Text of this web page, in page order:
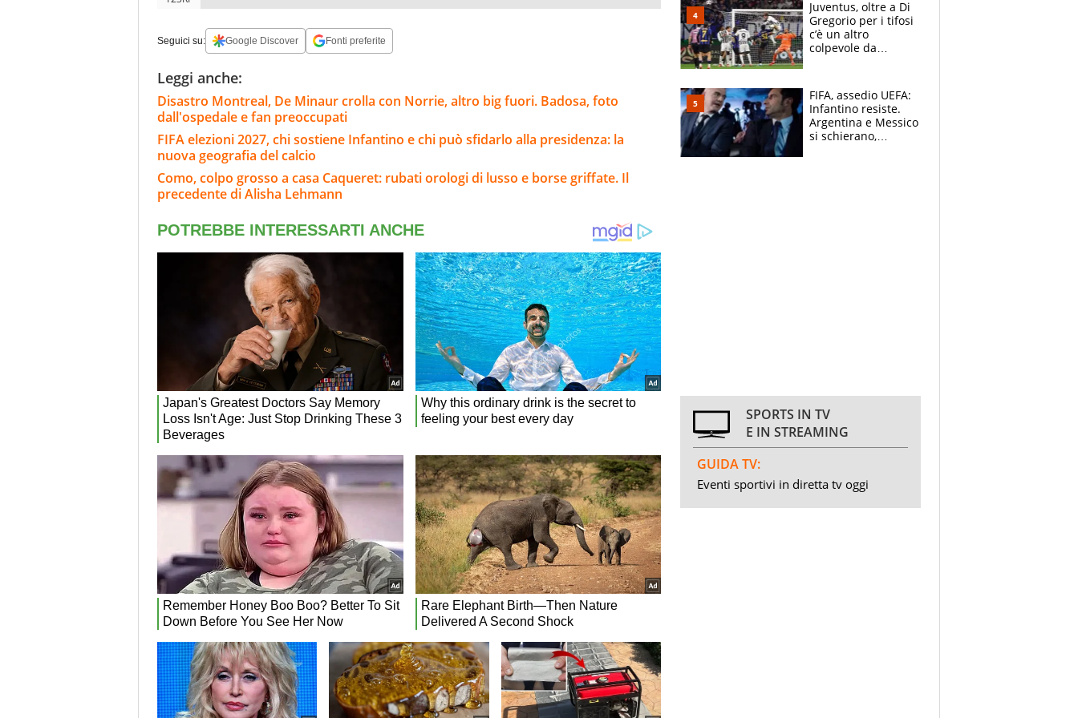
Seguici su: Google Discover Fonti preferite
Leggi anche:
Disastro Montreal, De Minaur crolla con Norrie, altro big fuori. Badosa, foto
dall'ospedale e fan preoccupati
FIFA elezioni 2027, chi sostiene Infantino e chi può sfidarlo alla presidenza: la
nuova geografia del calcio
Como, colpo grosso a casa Caqueret: rubati orologi di lusso e borse griffate. Il
precedente di Alisha Lehmann
Juventus, oltre a Di
Gregorio per i tifosi
c’è un altro
colpevole da
FIFA, assedio UEFA:
Infantino resiste.
Argentina e Messico
si schierano,
SPORTS IN TV
E IN STREAMING
GUIDA TV:
Eventi sportivi in diretta tv oggi